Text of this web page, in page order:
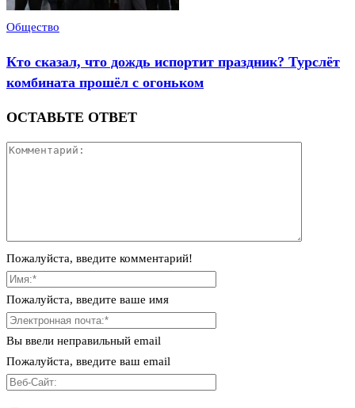
Общество
Кто сказал, что дождь испортит праздник? Турслёт
комбината прошёл с огоньком
ОСТАВЬТЕ ОТВЕТ
Пожалуйста, введите комментарий!
Пожалуйста, введите ваше имя
Вы ввели неправильный email
Пожалуйста, введите ваш email